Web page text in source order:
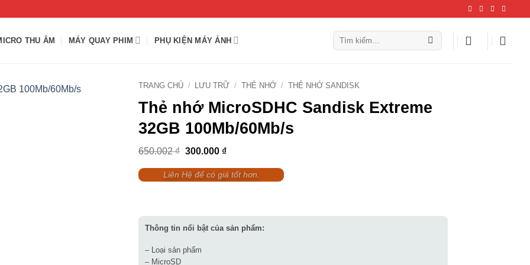
THU ÂM MÁY QUAY PHIM PHỤ KIỆN MÁY ẢNH
Tìm
kiếm:
TRANG CHỦ / LƯU TRỮ / THẺ NHỚ / THẺ NHỚ SANDISK
Thẻ nhớ MicroSDHC Sandisk Extreme
32GB 100Mb/60Mb/s
650.002₫ Giá
là:
650.002 ₫.
300.000 ₫Giá
tại
là:
Liên Hệ để có giá tốt hơn.
Thông tin nổi bật của sản phẩm:
– Loại sản phẩm
– MicroSD